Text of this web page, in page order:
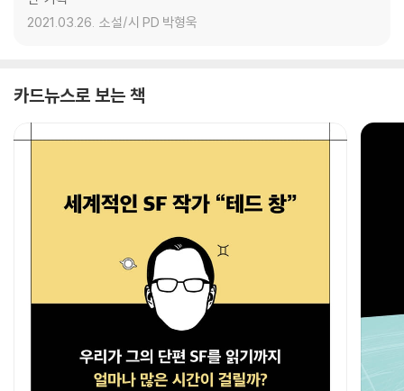
2021.03.26. 소설/시 PD 박형욱
카드뉴스로 보는 책